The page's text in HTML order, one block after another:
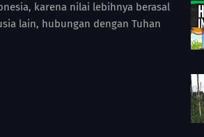
karena nilai lebihnya berasal
lain, hubungan dengan Tuhan